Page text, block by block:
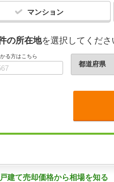
マンション
の所在地を選択してくださ
る方はこちら
建て売却価格から相場を知る